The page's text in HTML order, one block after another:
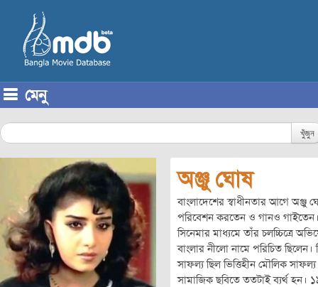
মেনু
খুঁজুন
অঞ্জু ঘোষ
বাংলাদেশের স্বাধীনতার আগে অঞ্জু
পরিবেশন করতেন ও গানও
সিনেমার মাধ্যমে তাঁর চলচ্চিত্রে
বাংলার নীলো নামে পরিচিত
সাফল্য ছিল ভিত্তিহীন মৌলিক
সামাজিক ছবিতে ততটাই ব্যর্থ হন।